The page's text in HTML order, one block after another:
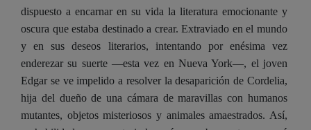
dispuesto a encarnar en su vida la literatura emocionante y
oscura que estaba destinado a crear. Extraviado en el mundo
y en sus deseos literarios, intentando por enésima vez
enderezar su suerte —esta vez en Nueva York—, el joven
Edgar se ve impelido a resolver la desaparición de Cordelia,
hija del dueño de una cámara de maravillas con humanos
mutantes, objetos misteriosos y animales amaestrados. Así,